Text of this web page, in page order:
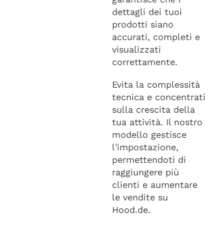
dettagli dei tuoi
prodotti siano
accurati, completi e
visualizzati
correttamente.
Evita la complessità
tecnica e concentrati
sulla crescita della
tua attività. Il nostro
modello gestisce
l'impostazione,
permettendoti di
raggiungere più
clienti e aumentare
le vendite su
Hood.de.